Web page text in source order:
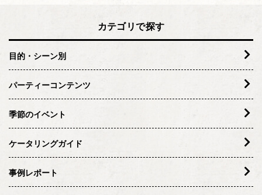
カテゴリで探す
目的・シーン別
パーティーコンテンツ
季節のイベント
ケータリングガイド
事例レポート